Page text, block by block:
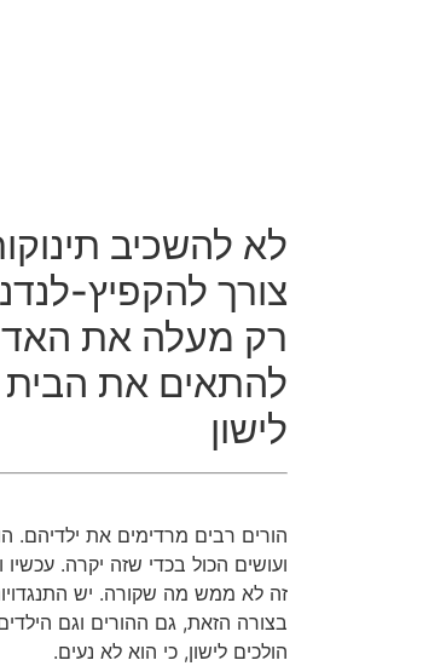
לא להשכיב
צורך להקפיץ-
רק מעלה את
להתאים את הבית
לישון
הורים רבים מרדימים את ילדיהם.
ועושים הכול בכדי שזה יקרה.
זה לא ממש מה שקורה. יש
בצורה הזאת, גם ההורים וגם
הולכים לישון, כי הוא לא נעים.